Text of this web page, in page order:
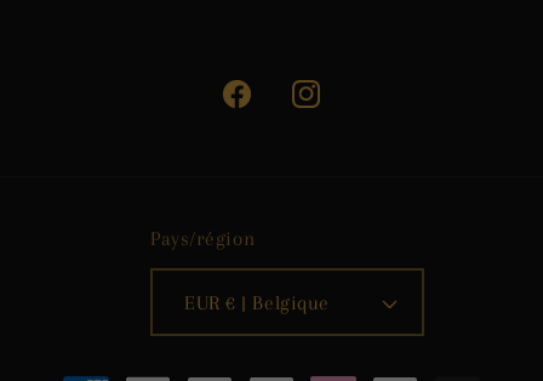
FacebookInstagram
Pays/région
EUR € | Belgique